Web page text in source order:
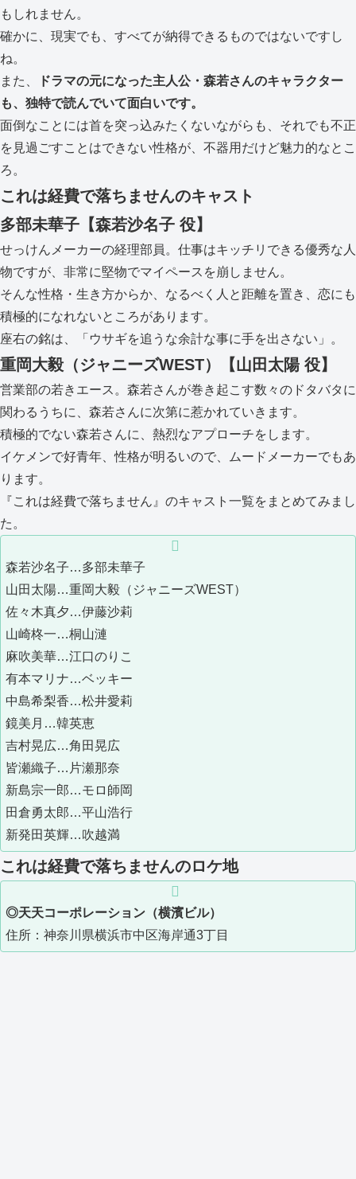
もしれません。
確かに、現実でも、すべてが納得できるものではないですし
ね。
また、
ドラマの元になった主人公・森若さんのキャラクター
も、独特で読んでいて面白いです。
面倒なことには首を突っ込みたくないながらも、それでも不正
を見過ごすことはできない性格が、不器用だけど魅力的なとこ
ろ。
これは経費で落ちませんのキャスト
多部未華子【森若沙名子 役】
せっけんメーカーの経理部員。仕事はキッチリできる優秀な人
物ですが、非常に堅物でマイペースを崩しません。
そんな性格・生き方からか、なるべく人と距離を置き、恋にも
積極的になれないところがあります。
座右の銘は、「ウサギを追うな余計な事に手を出さない」。
重岡大毅（ジャニーズWEST）【山田太陽 役】
営業部の若きエース。森若さんが巻き起こす数々のドタバタに
関わるうちに、森若さんに次第に惹かれていきます。
積極的でない森若さんに、熱烈なアプローチをします。
イケメンで好青年、性格が明るいので、ムードメーカーでもあ
ります。
『これは経費で落ちません』のキャスト一覧をまとめてみまし
た。
森若沙名子…多部未華子
山田太陽…重岡大毅（ジャニーズWEST）
佐々木真夕…伊藤沙莉
山崎柊一…桐山漣
麻吹美華…江口のりこ
有本マリナ…ベッキー
中島希梨香…松井愛莉
鏡美月…韓英恵
吉村晃広…角田晃広
皆瀬織子…片瀬那奈
新島宗一郎…モロ師岡
田倉勇太郎…平山浩行
新発田英輝…吹越満
これは経費で落ちませんのロケ地
◎天天コーポレーション（横濱ビル）
住所：神奈川県横浜市中区海岸通3丁目